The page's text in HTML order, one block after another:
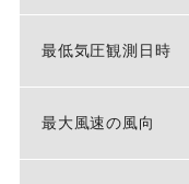
最低気圧観測日時
最大風速の風向